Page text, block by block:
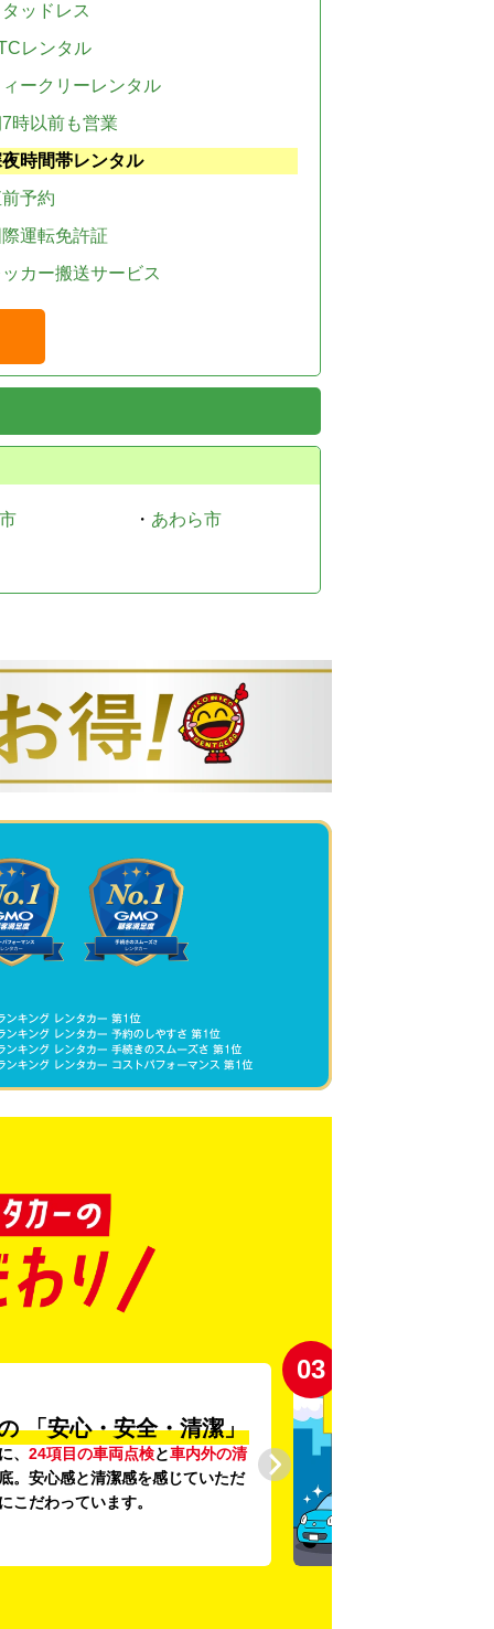
ッドレス
レンタル
ークリーレンタル
時以前も営業
時間帯レンタル
予約
運転免許証
カー搬送サービス
・ あわら市
「安心・安全・清潔」
、 24項目の車両点検と車内外の清
。安心感と清潔感を感じていただ
こだわっています。
03